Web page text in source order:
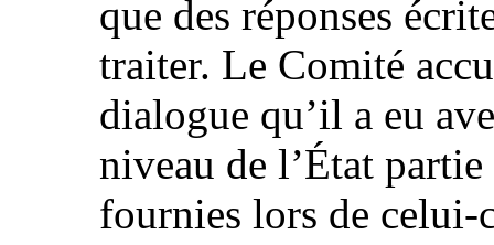
que des réponses
traiter. Le Comité
dialogue qu’il a eu
niveau de l’État
fournies lors de